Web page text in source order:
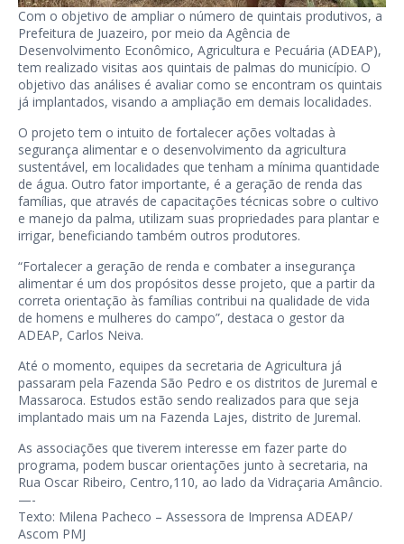
Com o objetivo de ampliar o número de quintais produtivos, a
Prefeitura de Juazeiro, por meio da Agência de
Desenvolvimento Econômico, Agricultura e Pecuária (ADEAP),
tem realizado visitas aos quintais de palmas do município. O
objetivo das análises é avaliar como se encontram os quintais
já implantados, visando a ampliação em demais localidades.
O projeto tem o intuito de fortalecer ações voltadas à
segurança alimentar e o desenvolvimento da agricultura
sustentável, em localidades que tenham a mínima quantidade
de água. Outro fator importante, é a geração de renda das
famílias, que através de capacitações técnicas sobre o cultivo
e manejo da palma, utilizam suas propriedades para plantar e
irrigar, beneficiando também outros produtores.
“Fortalecer a geração de renda e combater a insegurança
alimentar é um dos propósitos desse projeto, que a partir da
correta orientação às famílias contribui na qualidade de vida
de homens e mulheres do campo”, destaca o gestor da
ADEAP, Carlos Neiva.
Até o momento, equipes da secretaria de Agricultura já
passaram pela Fazenda São Pedro e os distritos de Juremal e
Massaroca. Estudos estão sendo realizados para que seja
implantado mais um na Fazenda Lajes, distrito de Juremal.
As associações que tiverem interesse em fazer parte do
programa, podem buscar orientações junto à secretaria, na
Rua Oscar Ribeiro, Centro,110, ao lado da Vidraçaria Amâncio.
—-
Texto: Milena Pacheco – Assessora de Imprensa ADEAP/
Ascom PMJ